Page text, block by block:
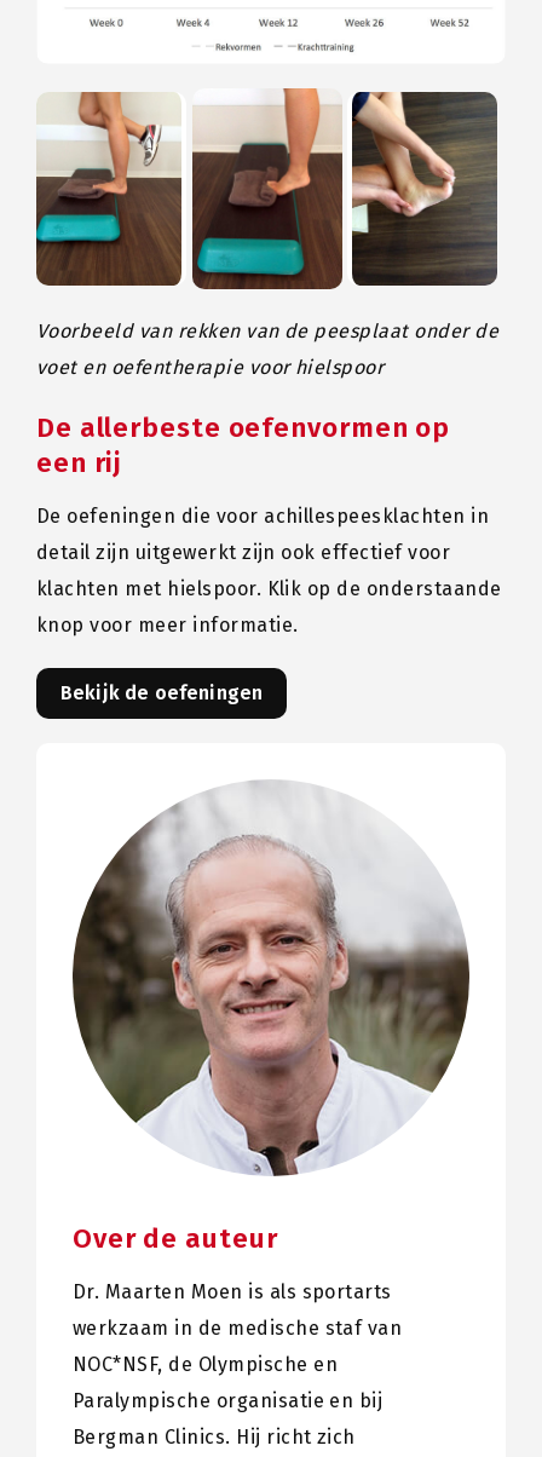
Voorbeeld van rekken van de peesplaat onder de
voet en oefentherapie voor hielspoor
De allerbeste oefenvormen op
een rij
De oefeningen die voor achillespeesklachten in
detail zijn uitgewerkt zijn ook effectief voor
klachten met hielspoor. Klik op de onderstaande
knop voor meer informatie.
Bekijk de oefeningen
Over de auteur
Dr. Maarten Moen is als sportarts
werkzaam in de medische staf van
NOC*NSF, de Olympische en
Paralympische organisatie en bij
Bergman Clinics. Hij richt zich